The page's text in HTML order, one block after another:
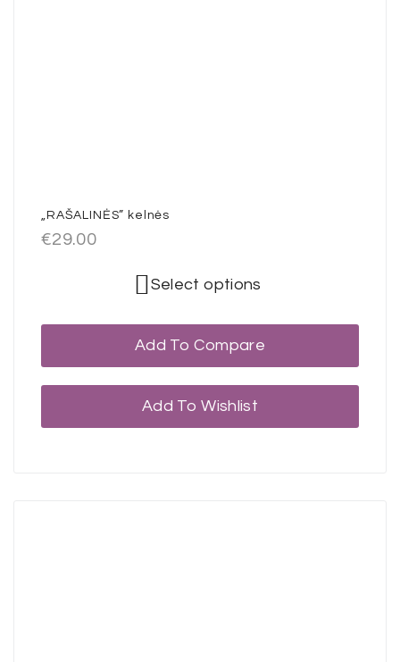
„RAŠALINĖS” kelnės
€29.00
Select options
Add To Compare
Add To Wishlist